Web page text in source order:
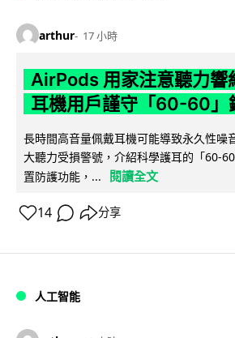
arthur 17 小時
AirPods 用家注意聽力響
耳機用戶謹守「60-60」
長時間高音量佩戴耳機可能導致永久性噪
大聽力受損警號，介紹科學護耳的「60-
置防護功能，...
閱讀全文
14 分享
人工智能